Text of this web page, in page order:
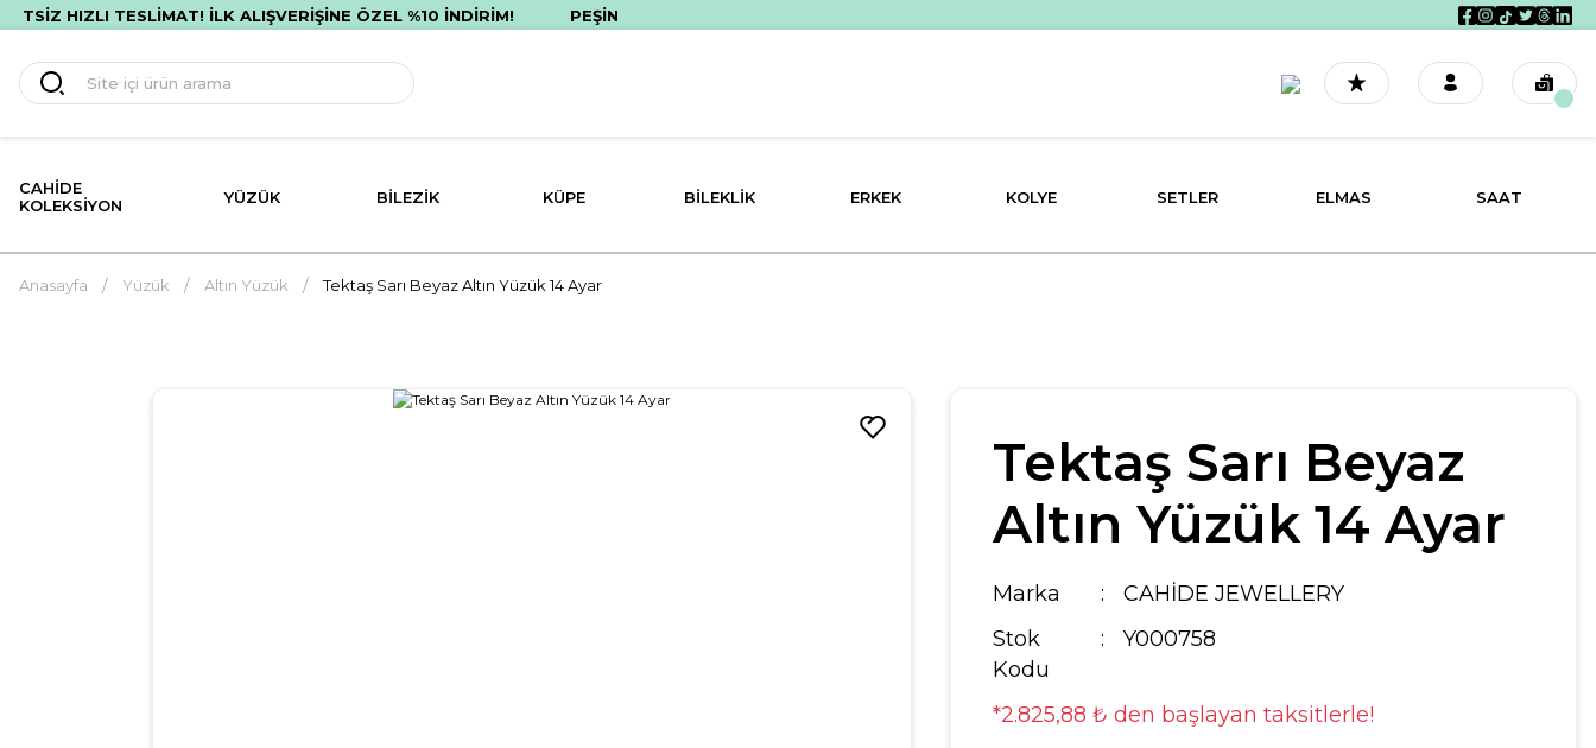
HIZLI TESLİMAT! İLK ALIŞVERİŞİNE ÖZEL %10 İNDİRİM! PEŞİN FİYATINA 3 TAKSİT İMKANI!
CAHIDE
KOLEKSIYON
YÜZÜK BILEZIK KÜPE BILEKLIK ERKEK KOLYE SETLER ELMAS SAAT
Anasayfa Yüzük Altın Yüzük Tektaş Sarı Beyaz Altın Yüzük 14 Ayar
Tektaş Sarı Beyaz
Altın Yüzük 14 Ayar
Marka
CAHİDE JEWELLERY
Stok
Kodu
Y000758
*2.825,88 ₺ den başlayan taksitlerle!